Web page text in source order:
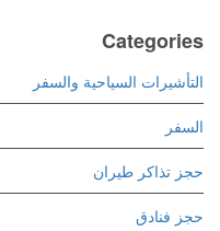
Categories
التأشيرات السياحية والسفر
السفر
حجز تذاكر طيران
حجز فنادق